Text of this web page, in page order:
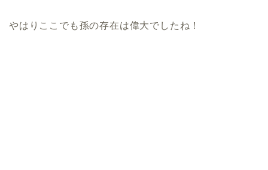
やはりここでも孫の存在は偉大でしたね！